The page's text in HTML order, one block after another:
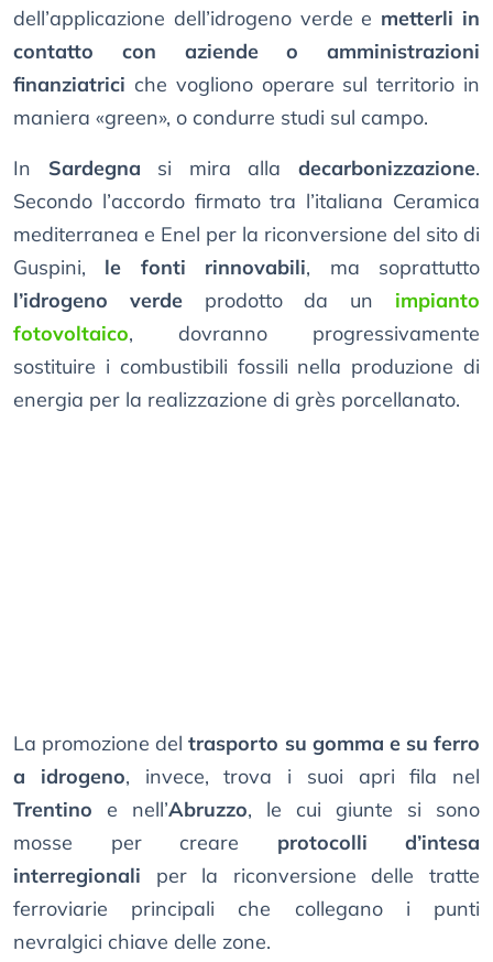
dell’applicazione dell’idrogeno verde e metterli in
contatto con aziende o amministrazioni
finanziatrici che vogliono operare sul territorio in
maniera «green», o condurre studi sul campo.
In Sardegna si mira alladecarbonizzazione.
Secondo l’accordo firmato tra l’italiana Ceramica
mediterranea e Enel per la riconversione del sito di
Guspini, le fonti rinnovabili, ma soprattutto
l’idrogeno verdeprodotto da un impianto
fotovoltaico, dovranno progressivamente
sostituire i combustibili fossili nella produzione di
energia per la realizzazione di grès porcellanato.
La promozione deltrasporto su gomma e su ferro
a idrogeno, invece, trova i suoi apri fila nel
Trentino e nell’Abruzzo, le cui giunte si sono
mosse per creare protocolli d’intesa
interregionali per la riconversione delle tratte
ferroviarie principali che collegano i punti
nevralgici chiave delle zone.